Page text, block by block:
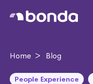
Home > Blog
People Experience